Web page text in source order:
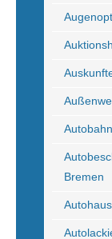
Bremen